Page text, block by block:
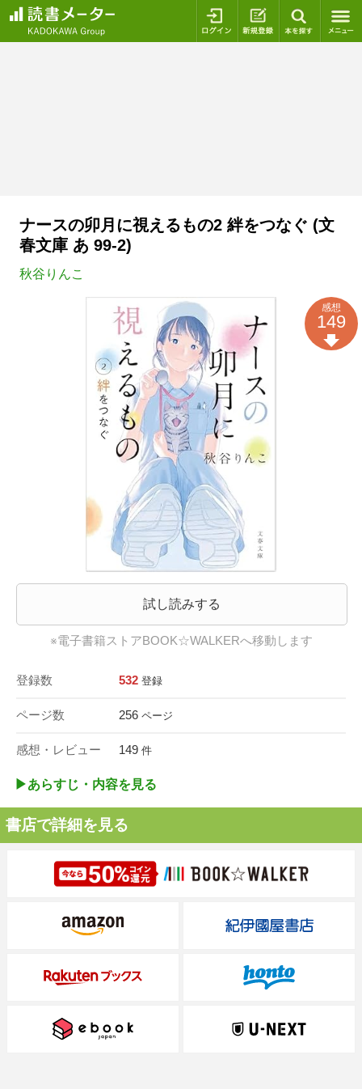
ログイン 新規登録
ナースの卯月に視えるもの2 絆をつなぐ (文
春文庫 あ 99-2)
秋谷りんこ
試し読みする
※電子書籍ストアBOOK☆WALKERへ移動します
登録数 532 登録
ページ数 256 ページ
感想・レビュー 149 件
感想
149
▶︎あらすじ・内容を見る
書店で詳細を見る